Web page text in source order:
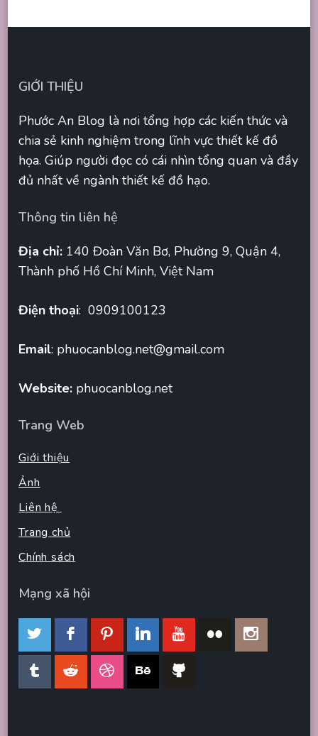
GIỚI THIỆU
Phước An Blog là nơi tổng hợp các kiến thức và
chia sẻ kinh nghiệm trong lĩnh vực thiết kế đồ
họa. Giúp người đọc có cái nhìn tổng quan và đầy
đủ nhất về ngành thiết kế đồ hạo.
Thông tin liên hệ
Địa chỉ: 140 Đoàn Văn Bơ, Phường 9, Quận 4,
Thành phố Hồ Chí Minh, Việt Nam
Điện thoại: 0909100123
Email: phuocanblog.net@gmail.com
Website: phuocanblog.net
Trang Web
Giới thiệu
Ảnh
Liên hệ
Trang chủ
Chính sách
Mạng xã hội